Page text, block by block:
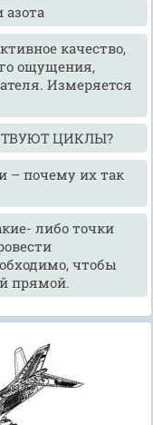
качество,
ощущения,
Измеряется
ЦИКЛЫ?
– почему их так
либо точки
чтобы
прямой.